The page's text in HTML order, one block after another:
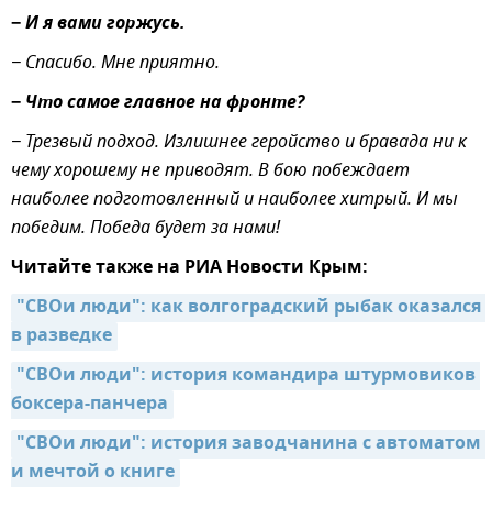
−И я вами горжусь.
− Спасибо. Мне приятно.
−Что самое главное на фронте?
− Трезвый подход. Излишнее геройство и бравада ни к
чему хорошему не приводят. В бою побеждает
наиболее подготовленный и наиболее хитрый. И мы
победим. Победа будет за нами!
Читайте также на РИА Новости Крым:
"СВОи люди": как волгоградский рыбак оказался
в разведке
"СВОи люди": история командира штурмовиков
боксера-панчера
"СВОи люди": история заводчанина с автоматом
и мечтой о книге